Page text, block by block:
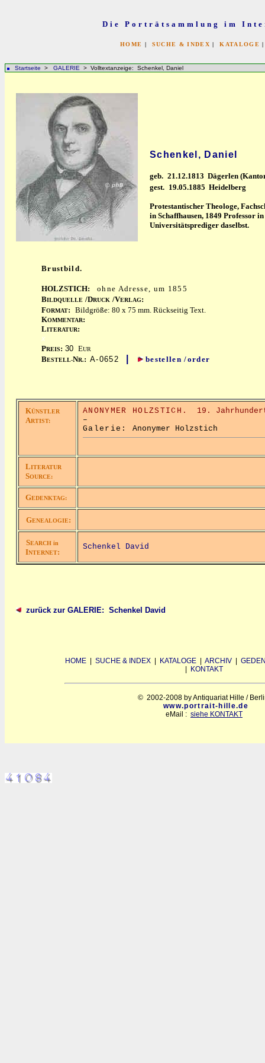
Die Porträtsammlung im
HOME | SUCHE & INDEX |KATALOGE
Startseite > GALERIE > Volltextanzeige: Schenkel, Daniel
Schenkel, Daniel
geb. 21.12.1813 Dägerlen
gest. 19.05.1885 Heidelberg
Protestantischer Theologe,
in Schaffhausen, 1849 Professor
Universitätsprediger daselbst.
Brustbild.
HOLZSTICH:
ohne Adresse, um 1855
BILDQUELLE /DRUCK /VERLAG:
FORMAT: Bildgröße: 80 x 75 mm. Rückseitig Text.
KOMMENTAR:
LITERATUR:
x
PREIS: 30 EUR
BESTELL-NR.: A-0652 bestellen /order
KÜNSTLER
ARTIST:
ANONYMER HOLZSTICH.
19.
–
Galerie: Anonymer Holzstich
LITERATUR
SOURCE:
GEDENKTAG:
GENEALOGIE:
SEARCH in
INTERNET:
Schenkel David
zurück zur GALERIE: Schenkel David
HOME SUCHE & INDEX KATALOGE ARCHIV
KONTAKT
© 2002-2008 by Antiquariat Hille /
www.portrait-hille.de
eMail : siehe KONTAKT